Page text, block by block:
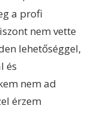
a profi
nem vette
lehetőséggel,
és
nem ad
érzem